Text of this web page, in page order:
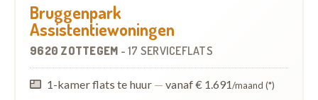
Bruggenpark
Assistentiewoningen
9620 ZOTTEGEM - 17 SERVICEFLATS
1-kamer flats te huur — vanaf € 1.691/maand (*)